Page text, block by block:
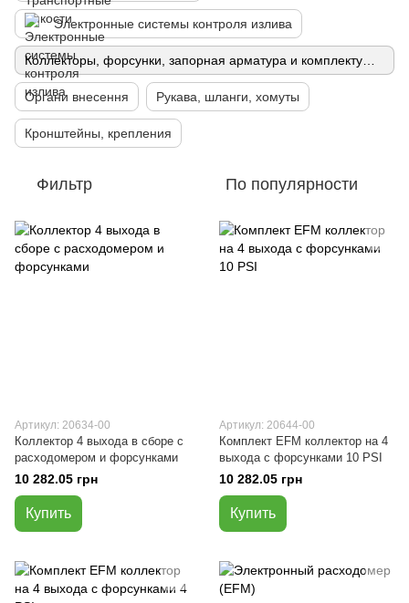
Электронные системы контроля излива
Органи внесення Рукава, шланги, хомуты
Кронштейны, крепления
Фильтр По популярности
Артикул: 20634-00
Коллектор 4 выхода в сборе с
расходомером и форсунками
10 282.05 грн
Купить
Артикул: 20644-00
Комплект EFM коллектор на 4
выхода с форсунками 10 PSI
10 282.05 грн
Купить